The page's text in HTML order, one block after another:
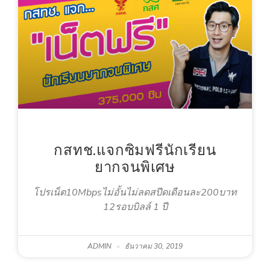
กสทช.แจกซิมฟรีนักเรียน
ยากจนพิเศษ
โปรเน็ต10Mbpsไม่อั้นไม่ลดสปีดเดือนละ200บาท
12รอบบิลล์ 1 ปี
ADMIN ธันวาคม 30, 2019